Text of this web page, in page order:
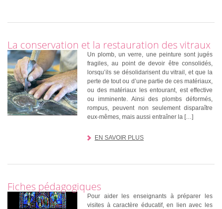
La conservation et la restauration des vitraux
Un plomb, un verre, une peinture sont jugés
fragiles, au point de devoir être consolidés,
lorsqu’ils se désolidarisent du vitrail, et que la
perte de tout ou d’une partie de ces matériaux,
ou des matériaux les entourant, est effective
ou imminente. Ainsi des plombs déformés,
rompus, peuvent non seulement disparaître
eux-mêmes, mais aussi entraîner la […]
EN SAVOIR PLUS
Fiches pédagogiques
Pour aider les enseignants à préparer les
visites à caractère éducatif, en lien avec les